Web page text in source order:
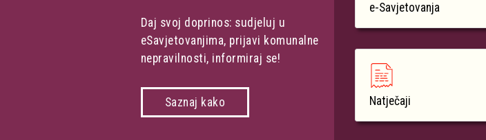
Daj svoj doprinos: sudjeluj u
eSavjetovanjima, prijavi komunalne
nepravilnosti, informiraj se!
Saznaj kako
e-Savjetovanja
Natječaji